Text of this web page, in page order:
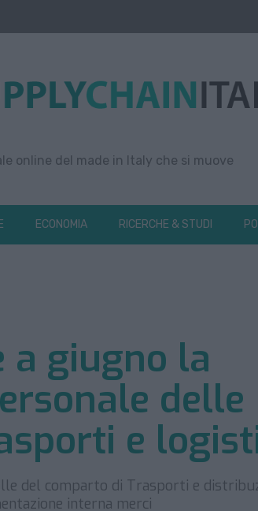
online del made in Italy che si muove
ECONOMIA RICERCHE & STUDI
a giugno la
delle
e
del comparto di Trasporti e
interna merci